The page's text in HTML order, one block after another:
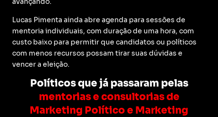
Lucas Pimenta ainda abre agenda para sessões de
mentoria individuais, com duração de uma hora, com
custo baixo para permitir que candidatos ou políticos
com menos recursos possam tirar suas dúvidas e
vencer a eleição.
Políticos que já passaram pelas
mentorias e consultorias de
Marketing Político e Marketing